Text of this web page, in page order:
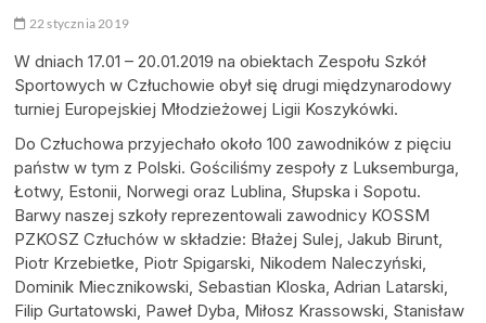
22 stycznia 2019
W dniach 17.01 – 20.01.2019 na obiektach Zespołu Szkół
Sportowych w Człuchowie obył się drugi międzynarodowy
turniej Europejskiej Młodzieżowej Ligii Koszykówki.
Do Człuchowa przyjechało około 100 zawodników z pięciu
państw w tym z Polski. Gościliśmy zespoły z Luksemburga,
Łotwy, Estonii, Norwegi oraz Lublina, Słupska i Sopotu.
Barwy naszej szkoły reprezentowali zawodnicy KOSSM
PZKOSZ Człuchów w składzie: Błażej Sulej, Jakub Birunt,
Piotr Krzebietke, Piotr Spigarski, Nikodem Naleczyński,
Dominik Miecznikowski, Sebastian Kloska, Adrian Latarski,
Filip Gurtatowski, Paweł Dyba, Miłosz Krassowski, Stanisław